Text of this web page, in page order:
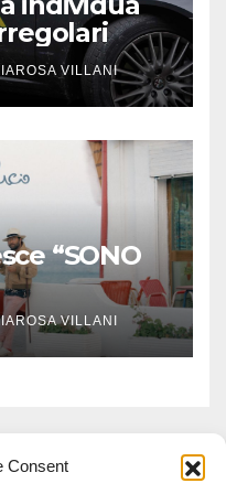
Consent
VILLANI
“SONO
VILLANI